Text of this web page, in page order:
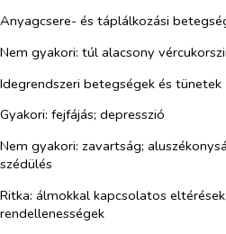
Anyagcsere- és táplálkozási
Nem gyakori: túl alacsony
Idegrendszeri betegségek és tünetek
Gyakori: fejfájás; depresszió
Nem gyakori: zavartság;
szédülés
Ritka: álmokkal kapcsolatos
rendellenességek